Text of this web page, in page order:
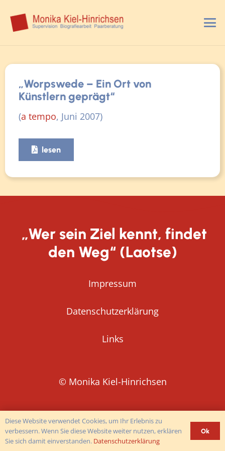
„Worpswede – Ein Ort von
Künstlern geprägt“
(a tempo, Juni 2007)
lesen
„Wer sein Ziel kennt, findet
den Weg“ (Laotse)
Impressum
Datenschutzerklärung
Links
© Monika Kiel-Hinrichsen
Diese Website verwendet Cookies, um Ihr Erlebnis zu
verbessern. Wenn Sie diese Website weiter nutzen, erklären
Sie sich damit einverstanden. Datenschutzerklärung
Ok